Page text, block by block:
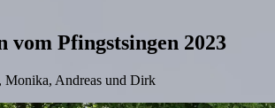
vom Pfingstsingen 2023
Monika, Andreas und Dirk